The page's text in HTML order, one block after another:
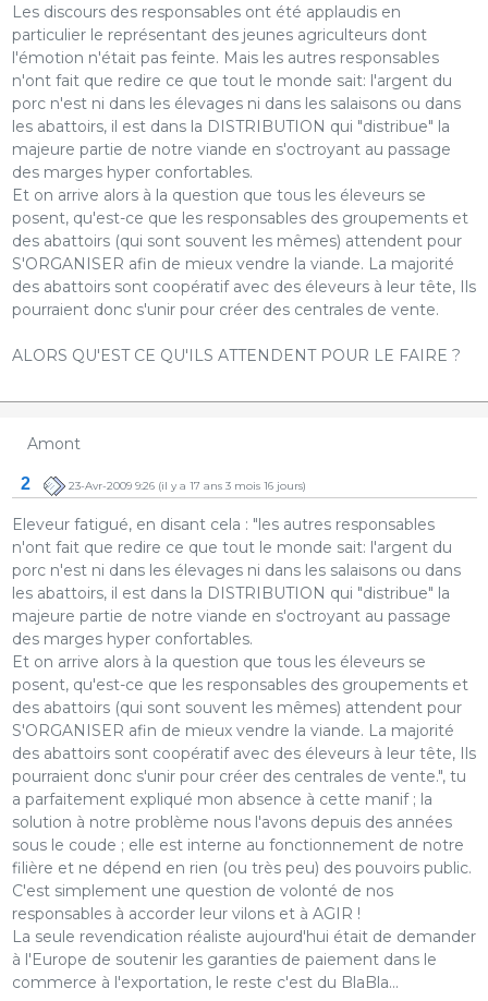
Les discours des responsables ont été applaudis en
particulier le représentant des jeunes agriculteurs dont
l'émotion n'était pas feinte. Mais les autres responsables
n'ont fait que redire ce que tout le monde sait: l'argent du
porc n'est ni dans les élevages ni dans les salaisons ou dans
les abattoirs, il est dans la DISTRIBUTION qui "distribue" la
majeure partie de notre viande en s'octroyant au passage
des marges hyper confortables.
Et on arrive alors à la question que tous les éleveurs se
posent, qu'est-ce que les responsables des groupements et
des abattoirs (qui sont souvent les mêmes) attendent pour
S'ORGANISER afin de mieux vendre la viande. La majorité
des abattoirs sont coopératif avec des éleveurs à leur tête, Ils
pourraient donc s'unir pour créer des centrales de vente.
ALORS QU'EST CE QU'ILS ATTENDENT POUR LE FAIRE ?
Amont
2 23-Avr-2009 9:26(il y a 17 ans 3 mois 16 jours)
Eleveur fatigué, en disant cela : "les autres responsables
n'ont fait que redire ce que tout le monde sait: l'argent du
porc n'est ni dans les élevages ni dans les salaisons ou dans
les abattoirs, il est dans la DISTRIBUTION qui "distribue" la
majeure partie de notre viande en s'octroyant au passage
des marges hyper confortables.
Et on arrive alors à la question que tous les éleveurs se
posent, qu'est-ce que les responsables des groupements et
des abattoirs (qui sont souvent les mêmes) attendent pour
S'ORGANISER afin de mieux vendre la viande. La majorité
des abattoirs sont coopératif avec des éleveurs à leur tête, Ils
pourraient donc s'unir pour créer des centrales de vente.", tu
a parfaitement expliqué mon absence à cette manif ; la
solution à notre problème nous l'avons depuis des années
sous le coude ; elle est interne au fonctionnement de notre
filière et ne dépend en rien (ou très peu) des pouvoirs public.
C'est simplement une question de volonté de nos
responsables à accorder leur vilons et à AGIR !
La seule revendication réaliste aujourd'hui était de demander
à l'Europe de soutenir les garanties de paiement dans le
commerce à l'exportation, le reste c'est du BlaBla...